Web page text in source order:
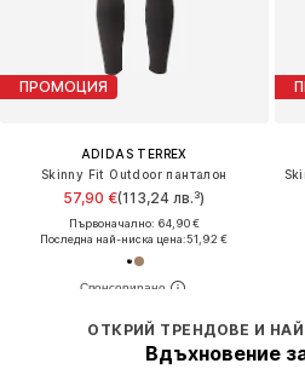
ПРОМОЦИЯ
ADIDAS TERREX
Skinny Fit Outdoor панталон
57,90 €(113,24 лв.³)
Първоначално: 64,90 €
Последна най-ниска цена:51,92 €
ОТКРИЙ ТРЕНДОВЕ И
Вдъхновение